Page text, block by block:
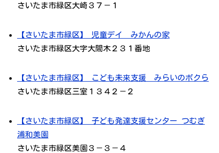
さいたま市緑区大崎３７－１
【さいたま市緑区】 児童デイ みかんの家
さいたま市緑区大字大間木２３１番地
【さいたま市緑区】 こども未来支援 みらいのボクら
さいたま市緑区三室１３４２－２
【さいたま市緑区】 子ども発達支援センター つむぎ
浦和美園
さいたま市緑区美園３－３－４